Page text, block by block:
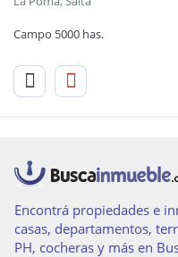
Campo 5000 has.
Encontrá propiedades e
casas, departamentos,
PH, cocheras y más en